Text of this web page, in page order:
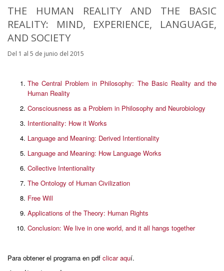
THE HUMAN REALITY AND THE BASIC
REALITY: MIND, EXPERIENCE, LANGUAGE,
AND SOCIETY
Del 1 al 5 de junio del 2015
The Central Problem in Philosophy: The Basic Reality and the
Human Reality
Consciousness as a Problem in Philosophy and Neurobiology
Intentionality: How it Works
Language and Meaning: Derived Intentionality
Language and Meaning: How Language Works
Collective Intentionality
The Ontology of Human Civilization
Free Will
Applications of the Theory: Human Rights
Conclusion: We live in one world, and it all hangs together
Para obtener el programa en pdf clicar aquí.